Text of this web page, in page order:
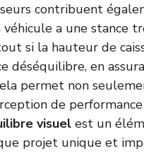
contribuent
a une stance
si la hauteur de
déséquilibre, en
permet non
de
visuel est un
projet unique et